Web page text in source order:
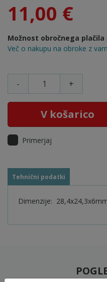
11,00 €
Možnost obročnega plačila
Več o nakupu na obroke z
- +
V košarico
Primerjaj
Tehnični podatki
Dimenzije: